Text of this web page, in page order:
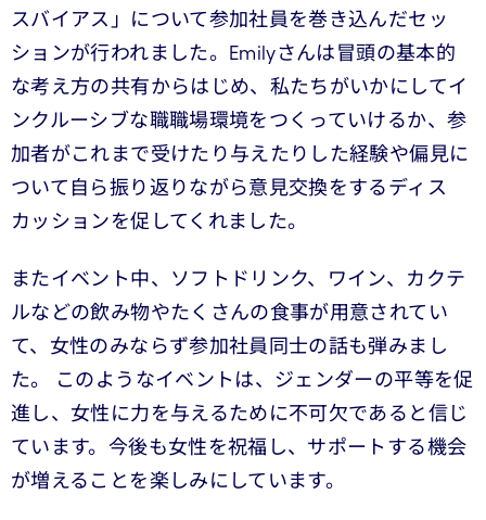
スバイアス」について参加社員を巻き込んだセッ
ションが行われました。Emilyさんは冒頭の基本的
な考え方の共有からはじめ、私たちがいかにしてイ
ンクルーシブな職職場環境をつくっていけるか、参
加者がこれまで受けたり与えたりした経験や偏見に
ついて自ら振り返りながら意見交換をするディス
カッションを促してくれました。
またイベント中、ソフトドリンク、ワイン、カクテ
ルなどの飲み物やたくさんの食事が用意されてい
て、女性のみならず参加社員同士の話も弾みまし
た。 このようなイベントは、ジェンダーの平等を促
進し、女性に力を与えるために不可欠であると信じ
ています。今後も女性を祝福し、サポートする機会
が増えることを楽しみにしています。